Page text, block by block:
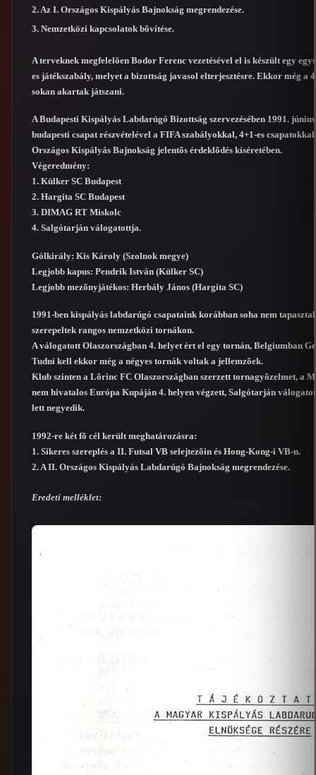
2. Az I. Országos Kispályás Bajnokság megrendezése.
3. Nemzetközi kapcsolatok bõvítése.
A terveknek megfelelõen Bodor Ferenc vezetésével el is készült egy
es játékszabály, melyet a bizottság javasol elterjesztésre. Ekkor még a
sokan akartak játszani.
A Budapesti Kispályás Labdarúgó Bizottság szervezésében 1991.
budapesti csapat részvételével a FIFA szabályokkal, 4+1-es
Országos Kispályás Bajnokság jelentõs érdeklõdés kíséretében.
Végeredmény:
1. Külker SC Budapest
2. Hargita SC Budapest
3. DIMAG RT Miskolc
4. Salgótarján válogatottja.
Gólkirály: Kis Károly (Szolnok megye)
Legjobb kapus: Pendrik István (Külker SC)
Legjobb mezõnyjátékos: Herbály János (Hargita SC)
1991-ben kispályás labdarúgó csapataink korábban soha nem
szerepeltek rangos nemzetközi tornákon.
A válogatott Olaszországban 4. helyet ért el egy tornán, Belgiumban
Tudni kell ekkor még a négyes tornák voltak a jellemzõek.
Klub szinten a Lõrinc FC Olaszországban szerzett tornagyõzelmet, a
nem hivatalos Európa Kupáján 4. helyen végzett, Salgótarján
lett negyedik.
1992-re két fõ cél került meghatározásra:
1. Sikeres szereplés a II. Futsal VB selejtezõin és Hong-Kong-i VB-n.
2. A II. Országos Kispályás Labdarúgó Bajnokság megrendezése.
Eredeti melléklet: